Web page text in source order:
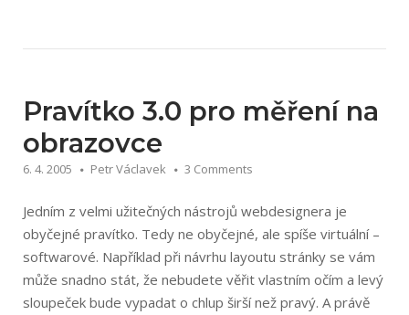
přejmenovávání
Pravítko 3.0 pro měření na
obrazovce
6. 4. 2005 Petr Václavek 3 Comments
Jedním z velmi užitečných nástrojů webdesignera je
obyčejné pravítko. Tedy ne obyčejné, ale spíše virtuální –
softwarové. Například při návrhu layoutu stránky se vám
může snadno stát, že nebudete věřit vlastním očím a levý
sloupeček bude vypadat o chlup širší než pravý. A právě